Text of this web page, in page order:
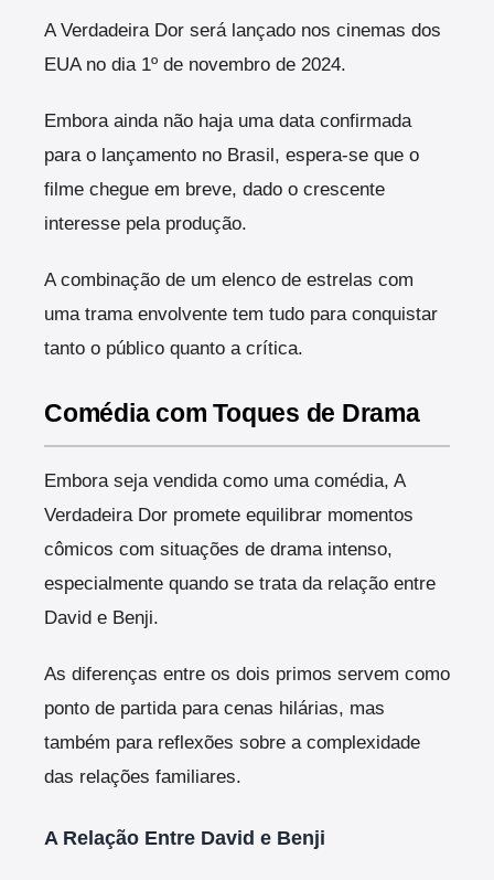
A Verdadeira Dor será lançado nos cinemas dos
EUA no dia 1º de novembro de 2024.
Embora ainda não haja uma data confirmada
para o lançamento no Brasil, espera-se que o
filme chegue em breve, dado o crescente
interesse pela produção.
A combinação de um elenco de estrelas com
uma trama envolvente tem tudo para conquistar
tanto o público quanto a crítica.
Comédia com Toques de Drama
Embora seja vendida como uma comédia, A
Verdadeira Dor promete equilibrar momentos
cômicos com situações de drama intenso,
especialmente quando se trata da relação entre
David e Benji.
As diferenças entre os dois primos servem como
ponto de partida para cenas hilárias, mas
também para reflexões sobre a complexidade
das relações familiares.
A Relação Entre David e Benji